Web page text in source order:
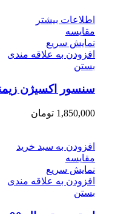
اطلاعات بیشتر
مقایسه
نمایش سریع
افزودن به علاقه مندی
بستن
سنسور اکسیژن
1,850,000 تومان
افزودن به سبد خرید
مقایسه
نمایش سریع
افزودن به علاقه مندی
بستن